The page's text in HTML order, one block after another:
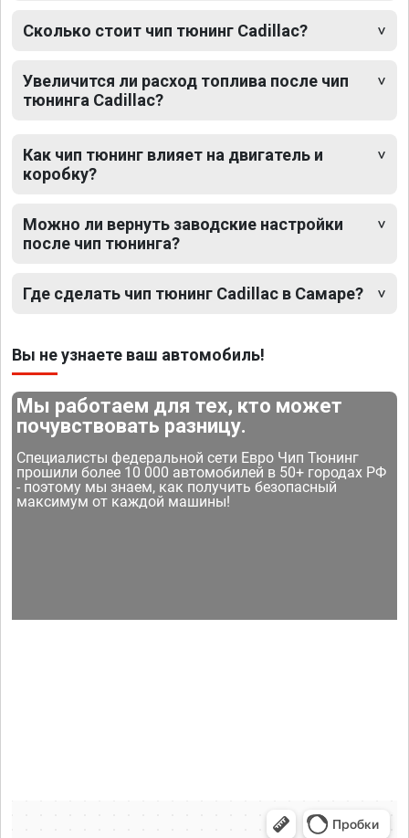
Сколько стоит чип тюнинг Cadillac?
Увеличится ли расход топлива после чип
тюнинга Cadillac?
Как чип тюнинг влияет на двигатель и
коробку?
Можно ли вернуть заводские настройки
после чип тюнинга?
Где сделать чип тюнинг Cadillac в Самаре?
Вы не узнаете ваш автомобиль!
Мы работаем для тех, кто может
почувствовать разницу.
Специалисты федеральной сети Евро Чип Тюнинг
прошили более 10 000 автомобилей в 50+ городах РФ
- поэтому мы знаем, как получить безопасный
максимум от каждой машины!